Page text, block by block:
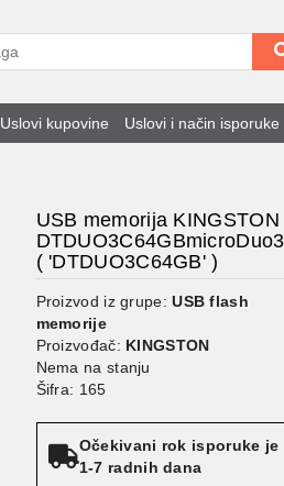
Uslovi kupovine Uslovi i način isporuke
USB memorija KINGSTON
( 'DTDUO3C64GB' )
Proizvod iz grupe:USB flash
memorije
Proizvođač: KINGSTON
Nema na stanju
Šifra: 165
Očekivani rok isporuke je
1-7 radnih dana